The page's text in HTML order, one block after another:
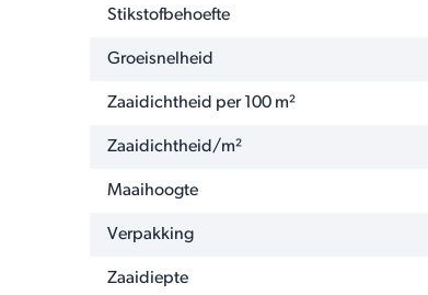
Stikstofbehoefte
Groeisnelheid
Zaaidichtheid per 100 m²
Zaaidichtheid/m²
Maaihoogte
Verpakking
Zaaidiepte